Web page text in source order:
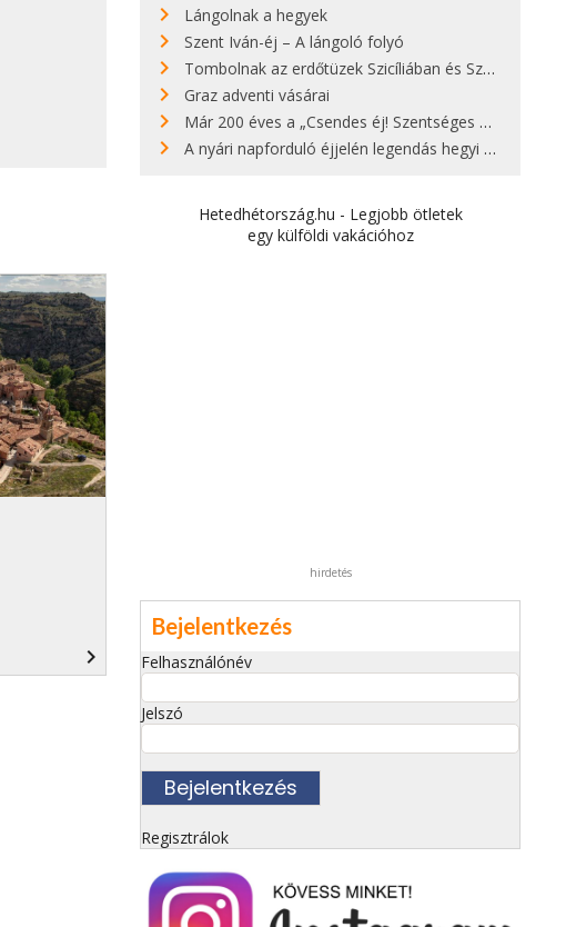
navigate_next
Lángolnak a hegyek
Szent Iván-éj – A lángoló folyó
Tombolnak az erdőtüzek Szicíliában és Szardínián
Graz adventi vásárai
Már 200 éves a „Csendes éj! Szentséges éj!”
A nyári napforduló éjjelén legendás hegyi tüzek világítják meg Zugspitzét
Hetedhétország.hu - Legjobb ötletek
egy külföldi vakációhoz
hirdetés
Bejelentkezés
Felhasználónév
Jelszó
Regisztrálok